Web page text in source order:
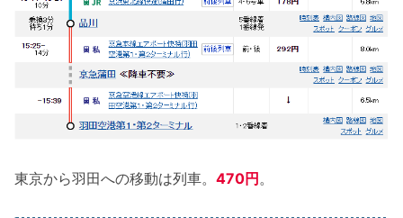
東京から羽田への移動は列車。 470円。